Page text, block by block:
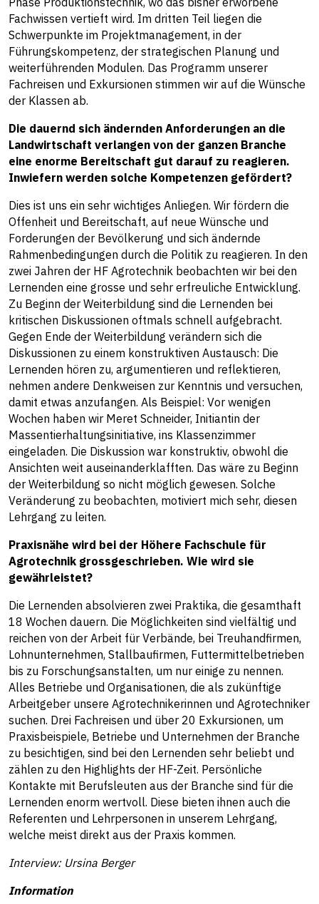
Fachwissen vertieft wird. Im dritten Teil liegen die
Schwerpunkte im Projektmanagement, in der
Führungskompetenz, der strategischen Planung und
weiterführenden Modulen. Das Programm unserer
Fachreisen und Exkursionen stimmen wir auf die Wünsche
der Klassen ab.
Die dauernd sich ändernden Anforderungen an die
Landwirtschaft verlangen von der ganzen Branche
eine enorme Bereitschaft gut darauf zu reagieren.
Inwiefern werden solche Kompetenzen gefördert?
Dies ist uns ein sehr wichtiges Anliegen. Wir fördern die
Offenheit und Bereitschaft, auf neue Wünsche und
Forderungen der Bevölkerung und sich ändernde
Rahmenbedingungen durch die Politik zu reagieren. In den
zwei Jahren der HF Agrotechnik beobachten wir bei den
Lernenden eine grosse und sehr erfreuliche Entwicklung.
Zu Beginn der Weiterbildung sind die Lernenden bei
kritischen Diskussionen oftmals schnell aufgebracht.
Gegen Ende der Weiterbildung verändern sich die
Diskussionen zu einem konstruktiven Austausch: Die
Lernenden hören zu, argumentieren und reflektieren,
nehmen andere Denkweisen zur Kenntnis und versuchen,
damit etwas anzufangen. Als Beispiel: Vor wenigen
Wochen haben wir Meret Schneider, Initiantin der
Massentierhaltungsinitiative, ins Klassenzimmer
eingeladen. Die Diskussion war konstruktiv, obwohl die
Ansichten weit auseinanderklafften. Das wäre zu Beginn
der Weiterbildung so nicht möglich gewesen. Solche
Veränderung zu beobachten, motiviert mich sehr, diesen
Lehrgang zu leiten.
Praxisnähe wird bei der Höhere Fachschule für
Agrotechnik grossgeschrieben. Wie wird sie
gewährleistet?
Die Lernenden absolvieren zwei Praktika, die gesamthaft
18 Wochen dauern. Die Möglichkeiten sind vielfältig und
reichen von der Arbeit für Verbände, bei Treuhandfirmen,
Lohnunternehmen, Stallbaufirmen, Futtermittelbetrieben
bis zu Forschungsanstalten, um nur einige zu nennen.
Alles Betriebe und Organisationen, die als zukünftige
Arbeitgeber unsere Agrotechnikerinnen und Agrotechniker
suchen. Drei Fachreisen und über 20 Exkursionen, um
Praxisbeispiele, Betriebe und Unternehmen der Branche
zu besichtigen, sind bei den Lernenden sehr beliebt und
zählen zu den Highlights der HF-Zeit. Persönliche
Kontakte mit Berufsleuten aus der Branche sind für die
Lernenden enorm wertvoll. Diese bieten ihnen auch die
Referenten und Lehrpersonen in unserem Lehrgang,
welche meist direkt aus der Praxis kommen.
Interview: Ursina Berger
Information